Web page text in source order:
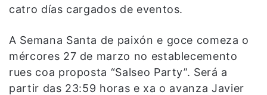
catro días cargados de eventos.
A Semana Santa de paixón e goce comeza o
mércores 27 de marzo no establecemento
rues coa proposta “Salseo Party”. Será a
partir das 23:59 horas e xa o avanza Javier